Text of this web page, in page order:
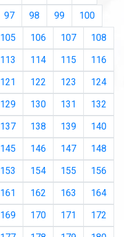
97 98 99
100
105 106 107
108
113 114 115
116
121 122 123
124
129 130 131
132
137 138 139
140
145 146 147
148
153 154 155
156
161 162 163
164
169 170 171
172